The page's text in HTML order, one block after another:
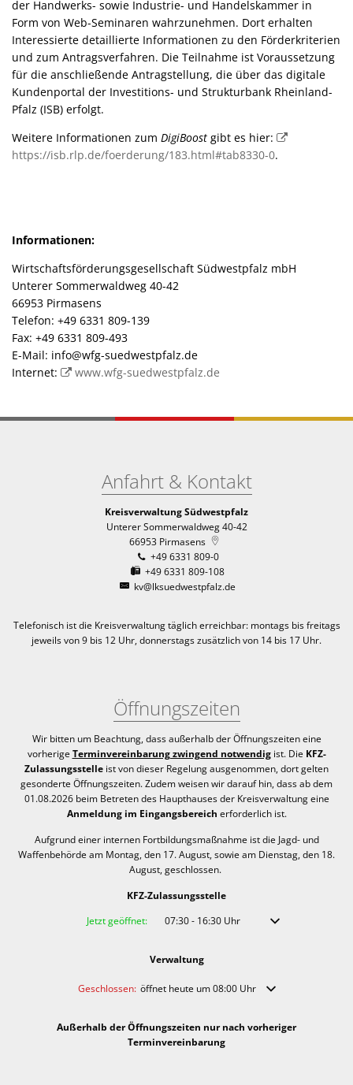
der Handwerks- sowie Industrie- und Handelskammer in
Form von Web-Seminaren wahrzunehmen. Dort erhalten
Interessierte detaillierte Informationen zu den Förderkriterien
und zum Antragsverfahren. Die Teilnahme ist Voraussetzung
für die anschließende Antragstellung, die über das digitale
Kundenportal der Investitions- und Strukturbank Rheinland-
Pfalz (ISB) erfolgt.
Weitere Informationen zum DigiBoost gibt es hier:
https://isb.rlp.de/foerderung/183.html#tab8330-0.
Informationen:
Wirtschaftsförderungsgesellschaft Südwestpfalz mbH
Unterer Sommerwaldweg 40-42
66953 Pirmasens
Telefon: +49 6331 809-139
Fax: +49 6331 809-493
E-Mail: info@wfg-suedwestpfalz.de
Internet:
www.wfg-suedwestpfalz.de
Anfahrt & Kontakt
Kreisverwaltung Südwestpfalz
Unterer Sommerwaldweg 40-42
66953 Pirmasens
+49 6331 809-0
+49 6331 809-108
kv@lksuedwestpfalz.de
Telefonisch ist die Kreisverwaltung täglich erreichbar: montags bis freitags
jeweils von 9 bis 12 Uhr, donnerstags zusätzlich von 14 bis 17 Uhr.
Öffnungszeiten
Wir bitten um Beachtung, dass außerhalb der Öffnungszeiten eine
vorherige Terminvereinbarung zwingend notwendigist. Die KFZ-
Zulassungsstelle ist von dieser Regelung ausgenommen, dort gelten
gesonderte Öffnungszeiten. Zudem weisen wir darauf hin, dass ab dem
01.08.2026 beim Betreten des Haupthauses der Kreisverwaltung eine
Anmeldung im Eingangsbereich erforderlich ist.
Aufgrund einer internen Fortbildungsmaßnahme ist die Jagd- und
Waffenbehörde am Montag, den 17. August, sowie am Dienstag, den 18.
August, geschlossen.
KFZ-Zulassungsstelle
Klicken, um weitere Öffnungs- oder Schließzeiten auszublenden
Jetzt geöffnet: 07:30- 16:30Uhr Von 07:30 bis 16:30
Verwaltung
Klicken, um weitere Öffnungs- oder Schließzeiten
Geschlossen: öffnet heute um 08:00 Uhr
Außerhalb der Öffnungszeiten nur nach vorheriger
Terminvereinbarung